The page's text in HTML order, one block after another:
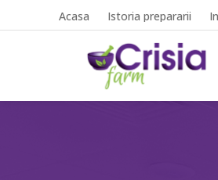
Acasa Istoria prepararii